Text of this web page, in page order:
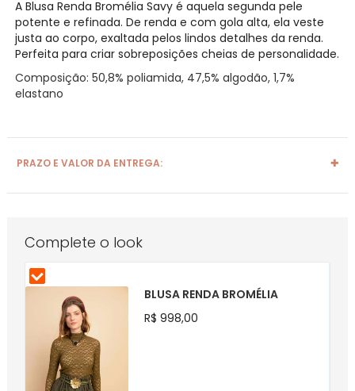
A Blusa Renda Bromélia Savy é aquela segunda pele
potente e refinada. De renda e com gola alta, ela veste
justa ao corpo, exaltada pelos lindos detalhes da renda.
Perfeita para criar sobreposições cheias de personalidade.
Composição: 50,8% poliamida, 47,5% algodão, 1,7%
elastano
PRAZO E VALOR DA ENTREGA:
Complete o look
BLUSA RENDA BROMÉLIA
R$ 998,00